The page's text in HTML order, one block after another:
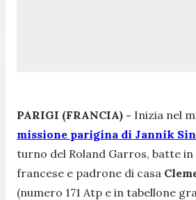
PARIGI (FRANCIA) - Inizia nel
missione parigina di Jannik
turno del Roland Garros, batte
francese e padrone di casa
(numero 171 Atp e in tabellone